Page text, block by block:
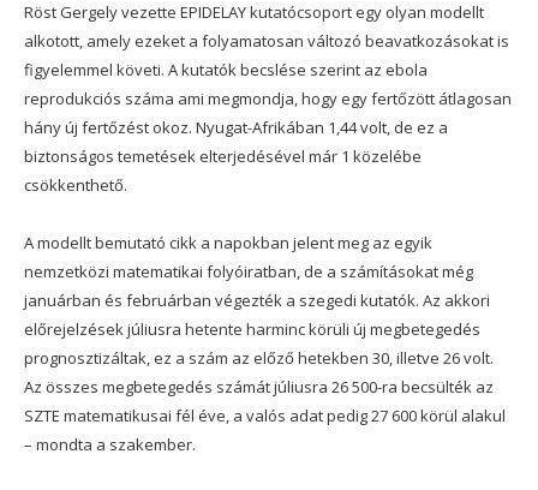
Röst Gergely vezette EPIDELAY kutatócsoport egy olyan modellt
alkotott, amely ezeket a folyamatosan változó beavatkozásokat is
figyelemmel követi. A kutatók becslése szerint az ebola
reprodukciós száma ami megmondja, hogy egy fertőzött átlagosan
hány új fertőzést okoz. Nyugat-Afrikában 1,44 volt, de ez a
biztonságos temetések elterjedésével már 1 közelébe
csökkenthető.
A modellt bemutató cikk a napokban jelent meg az egyik
nemzetközi matematikai folyóiratban, de a számításokat még
januárban és februárban végezték a szegedi kutatók. Az akkori
előrejelzések júliusra hetente harminc körüli új megbetegedés
prognosztizáltak, ez a szám az előző hetekben 30, illetve 26 volt.
Az összes megbetegedés számát júliusra 26 500-ra becsülték az
SZTE matematikusai fél éve, a valós adat pedig 27 600 körül alakul
– mondta a szakember.